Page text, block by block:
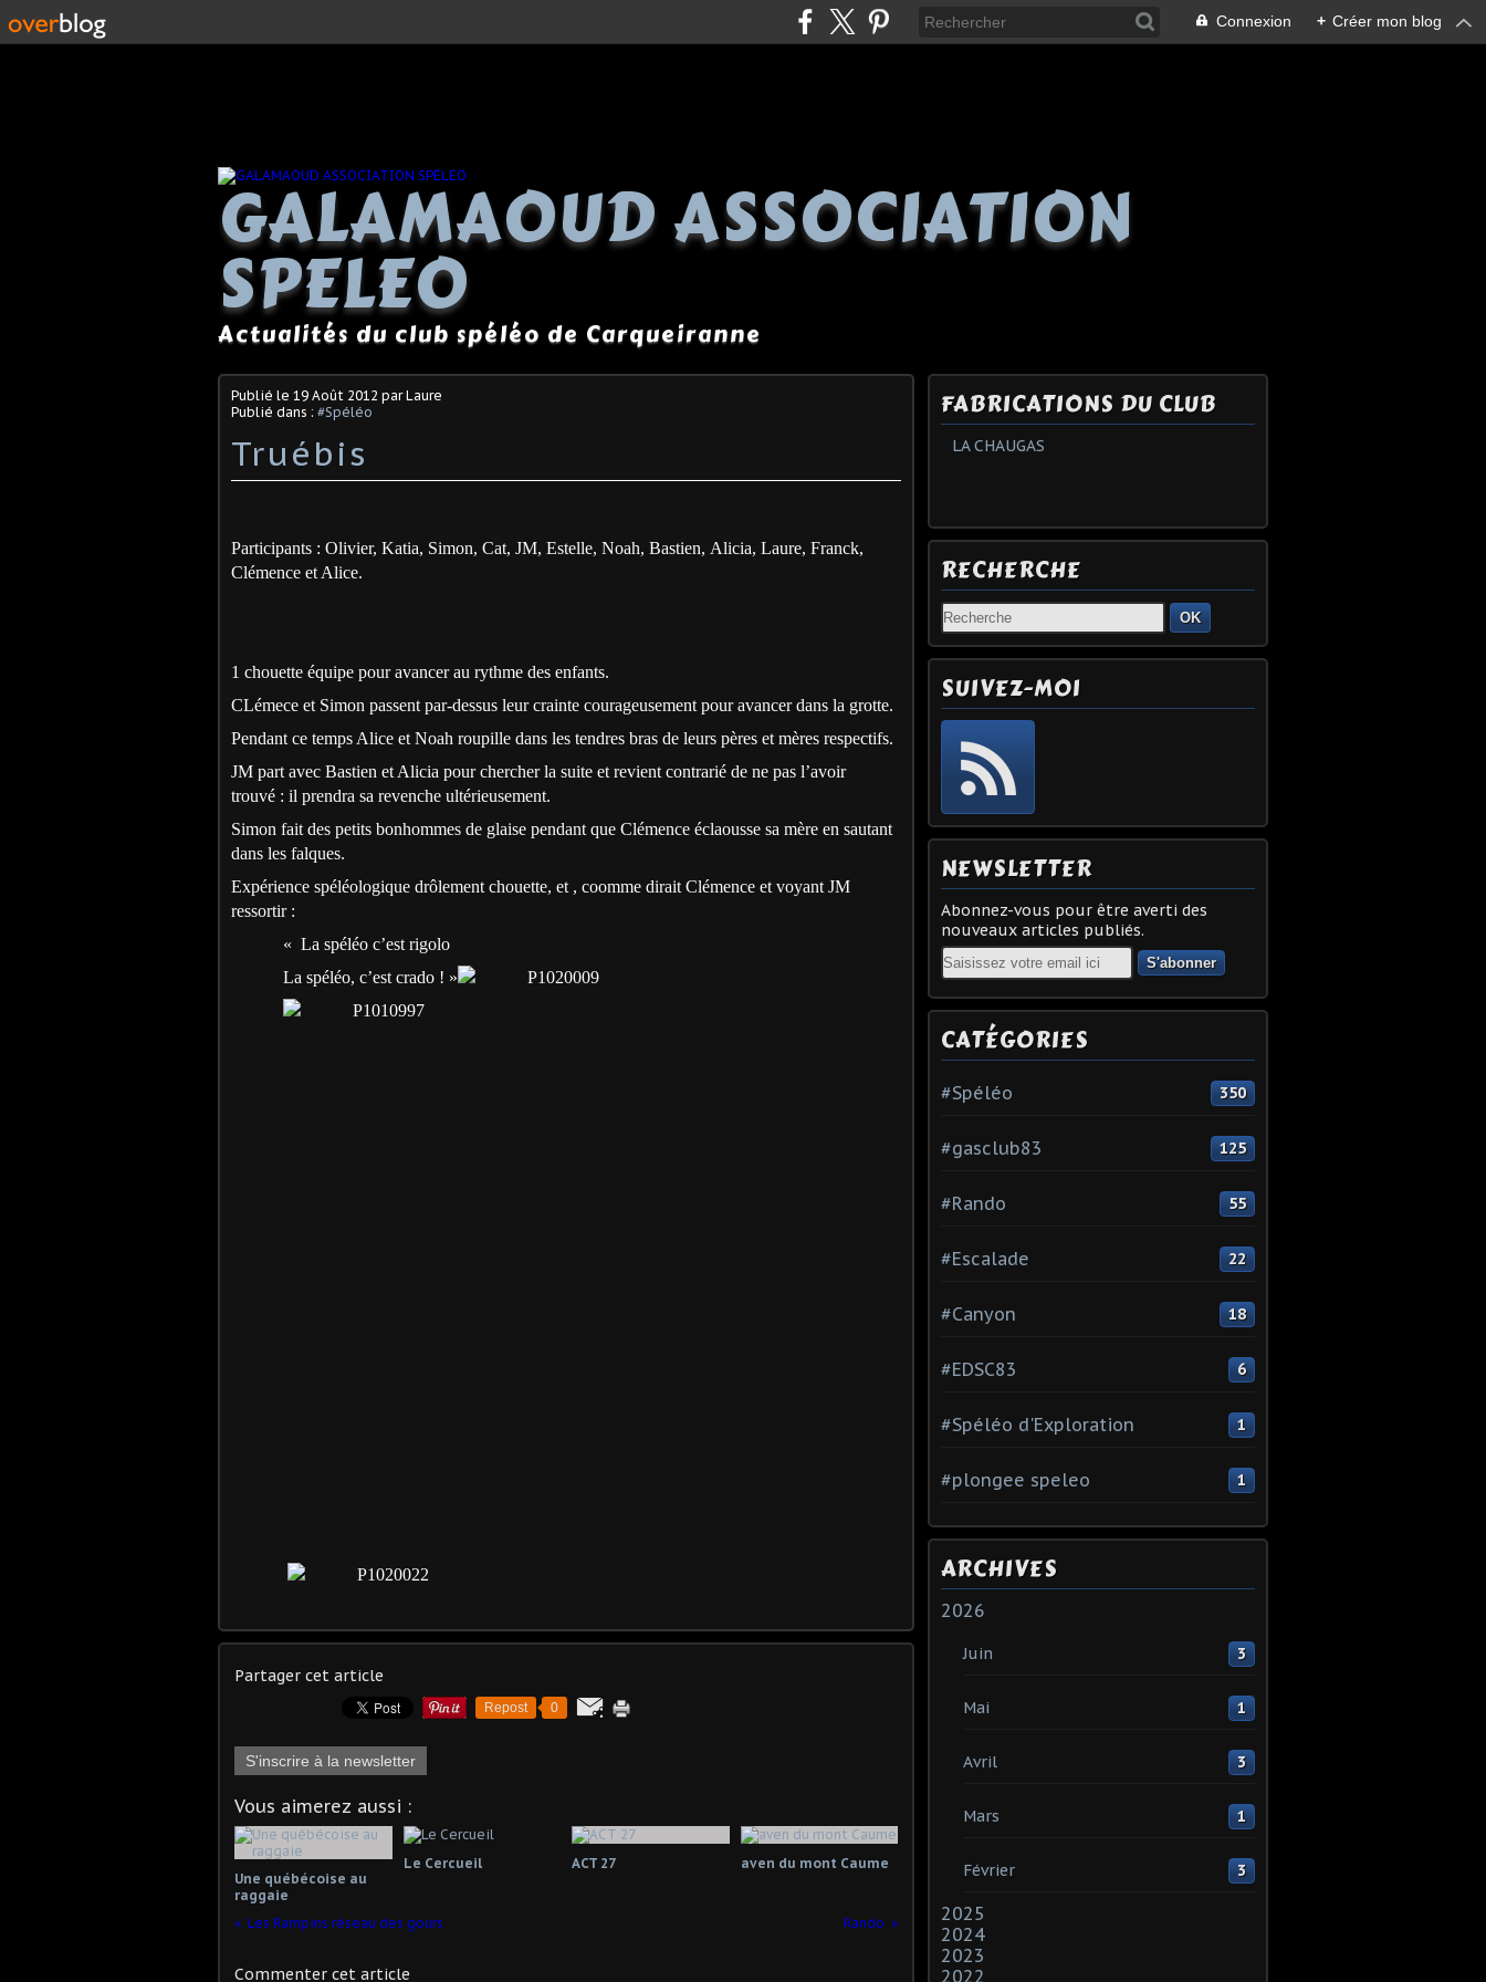
Connexion + Créer mon blog
GALAMAOUD ASSOCIATION
SPELEO
Actualités du club spéléo de Carqueiranne
Publié le 19 Août 2012 par Laure
Publié dans : #Spéléo
Truébis
Participants : Olivier, Katia, Simon, Cat, JM, Estelle, Noah, Bastien, Alicia, Laure, Franck,
Clémence et Alice.
1 chouette équipe pour avancer au rythme des enfants.
CLémece et Simon passent par-dessus leur crainte courageusement pour avancer dans la grotte.
Pendant ce temps Alice et Noah roupille dans les tendres bras de leurs pères et mères respectifs.
JM part avec Bastien et Alicia pour chercher la suite et revient contrarié de ne pas l’avoir
trouvé : il prendra sa revenche ultérieusement.
Simon fait des petits bonhommes de glaise pendant que Clémence éclaousse sa mère en sautant
dans les falques.
Expérience spéléologique drôlement chouette, et , coomme dirait Clémence et voyant JM
ressortir :
« La spéléo c’est rigolo
La spéléo, c’est crado ! »
Partager cet article
Repost 0
S'inscrire à la newsletter
Vous aimerez aussi :
Une québécoise au
raggaie
Le Cercueil ACT 27 aven du mont Caume
Les Rampins réseau des gours Rando
Commenter cet article
FABRICATIONS DU CLUB
LA CHAUGAS
RECHERCHE
OK
SUIVEZ-MOI
NEWSLETTER
Abonnez-vous pour être averti des
nouveaux articles publiés.
Email
CATÉGORIES
#Spéléo 350
#gasclub83 125
#Rando 55
#Escalade 22
#Canyon 18
#EDSC83 6
#Spéléo d'Exploration 1
#plongee speleo 1
ARCHIVES
2026
Juin 3
Mai 1
Avril 3
Mars 1
Février 3
2025
2024
2023
2022